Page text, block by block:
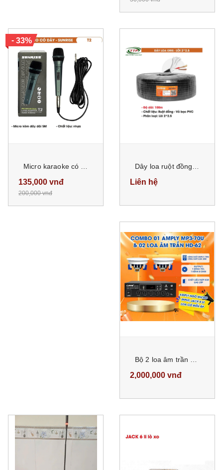
-33%
135,000 vnđ
200,000 vnđ
Liên hệ
2,000,000 vnđ